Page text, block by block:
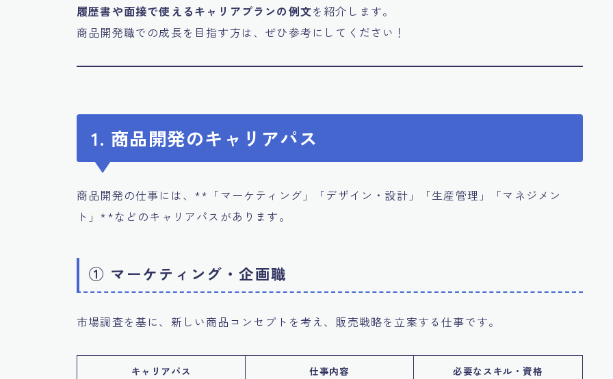
履歴書や面接で使えるキャリアプランの例文を紹介します。
商品開発職での成長を目指す方は、ぜひ参考にしてください！
1. 商品開発のキャリアパス
商品開発の仕事には、**「マーケティング」「デザイン・設計」「生産管理」「マネジメン
ト」**などのキャリアパスがあります。
① マーケティング・企画職
市場調査を基に、新しい商品コンセプトを考え、販売戦略を立案する仕事です。
キャリアパス 仕事内容 必要なスキル・資格